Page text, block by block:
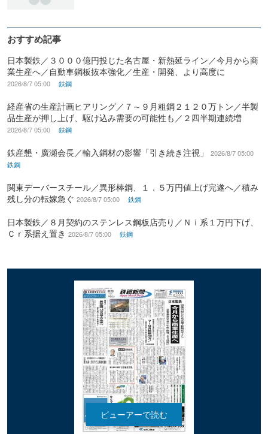
おすすめ記事
日本製鉄／３０００億円投じた名古屋・新熱延ライン／今月から商
業生産へ／自動車鋼板抜本強化／生産・開発、より高度に
2026/8/7 05:00 鉄鋼
経産省の生産計画ヒアリング／７～９月粗鋼２１２０万トン／半製
品生産が押し上げ、駆け込み需要の可能性も／２四半期連続増
2026/8/7 05:00 鉄鋼
鉄産懇・廣瀬会長／輸入鋼材の影響「引き続き注視」
2026/8/7 05:00
鉄鋼
関東デーバースチール／異形棒鋼、１．５万円値上げ完遂へ／積み
残し分の転嫁急ぐ 2026/8/7 05:00 鉄鋼
日本製鉄／８月契約のステンレス鋼板店売り／Ｎｉ系１万円下げ、
Ｃｒ系据え置き 2026/8/7 05:00 鉄鋼